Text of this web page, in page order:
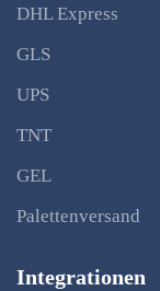
DHL Express
GLS
UPS
TNT
GEL
Palettenversand
Integrationen